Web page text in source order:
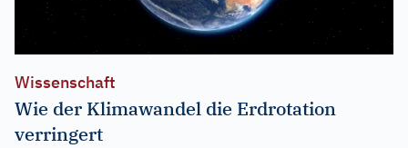
Wissenschaft
Wie der Klimawandel die Erdrotation
verringert